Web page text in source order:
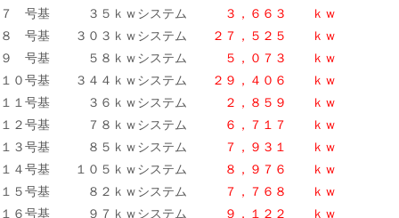
７ 号基 ３５ｋｗシステム
３，６６３ ｋｗ
８ 号基 ３０３ｋｗシステム
２７，５２５ ｋｗ
９ 号基 ５８ｋｗシステム
５，０７３ ｋｗ
１０号基 ３４４ｋｗシステム
２９，４０６ ｋｗ
１１号基 ３６ｋｗシステム
２，８５９ ｋｗ
１２号基 ７８ｋｗシステム
６，７１７ ｋｗ
１３号基 ８５ｋｗシステム
７，９３１ ｋｗ
１４号基 １０５ｋｗシステム
８，９７６ ｋｗ
１５号基 ８２ｋｗシステム
７，７６８ ｋｗ
１６号基 ９７ｋｗシステム
９，１２２ ｋｗ